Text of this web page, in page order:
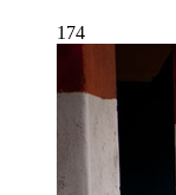
174